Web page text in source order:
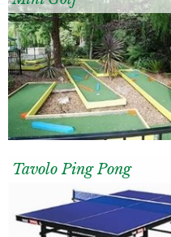
Tavolo Ping Pong